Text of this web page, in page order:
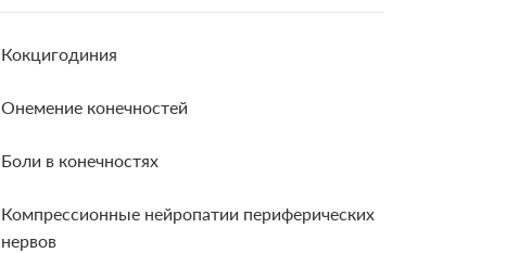
Кокцигодиния
Онемение конечностей
Боли в конечностях
Компрессионные нейропатии периферических
нервов